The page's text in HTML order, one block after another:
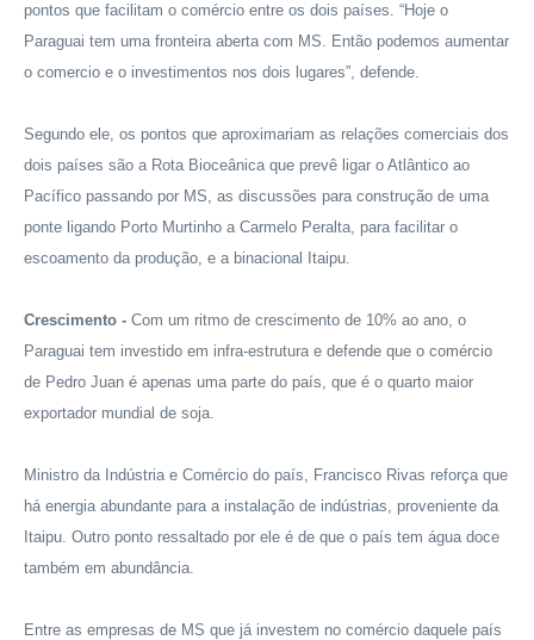
pontos que facilitam o comércio entre os dois países. “Hoje o
Paraguai tem uma fronteira aberta com MS. Então podemos aumentar
o comercio e o investimentos nos dois lugares”, defende.
Segundo ele, os pontos que aproximariam as relações comerciais dos
dois países são a Rota Bioceânica que prevê ligar o Atlântico ao
Pacífico passando por MS, as discussões para construção de uma
ponte ligando Porto Murtinho a Carmelo Peralta, para facilitar o
escoamento da produção, e a binacional Itaipu.
Crescimento - Com um ritmo de crescimento de 10% ao ano, o
Paraguai tem investido em infra-estrutura e defende que o comércio
de Pedro Juan é apenas uma parte do país, que é o quarto maior
exportador mundial de soja.
Ministro da Indústria e Comércio do país, Francisco Rivas reforça que
há energia abundante para a instalação de indústrias, proveniente da
Itaipu. Outro ponto ressaltado por ele é de que o país tem água doce
também em abundância.
Entre as empresas de MS que já investem no comércio daquele país